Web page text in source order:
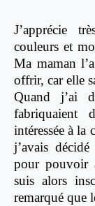
J’apprécie
couleurs et
Ma maman
offrir, car elle
Quand j’ai
fabriquaient
intéressée à la
j’avais
pour pouvoir
suis alors
remarqué que